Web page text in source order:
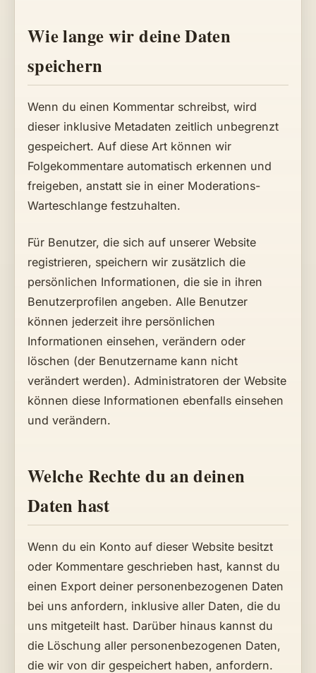
Wie lange wir deine Daten
speichern
Wenn du einen Kommentar schreibst, wird
dieser inklusive Metadaten zeitlich unbegrenzt
gespeichert. Auf diese Art können wir
Folgekommentare automatisch erkennen und
freigeben, anstatt sie in einer Moderations-
Warteschlange festzuhalten.
Für Benutzer, die sich auf unserer Website
registrieren, speichern wir zusätzlich die
persönlichen Informationen, die sie in ihren
Benutzerprofilen angeben. Alle Benutzer
können jederzeit ihre persönlichen
Informationen einsehen, verändern oder
löschen (der Benutzername kann nicht
verändert werden). Administratoren der Website
können diese Informationen ebenfalls einsehen
und verändern.
Welche Rechte du an deinen
Daten hast
Wenn du ein Konto auf dieser Website besitzt
oder Kommentare geschrieben hast, kannst du
einen Export deiner personenbezogenen Daten
bei uns anfordern, inklusive aller Daten, die du
uns mitgeteilt hast. Darüber hinaus kannst du
die Löschung aller personenbezogenen Daten,
die wir von dir gespeichert haben, anfordern.